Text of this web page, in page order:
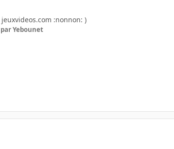
:nonnon: )
par Yebounet